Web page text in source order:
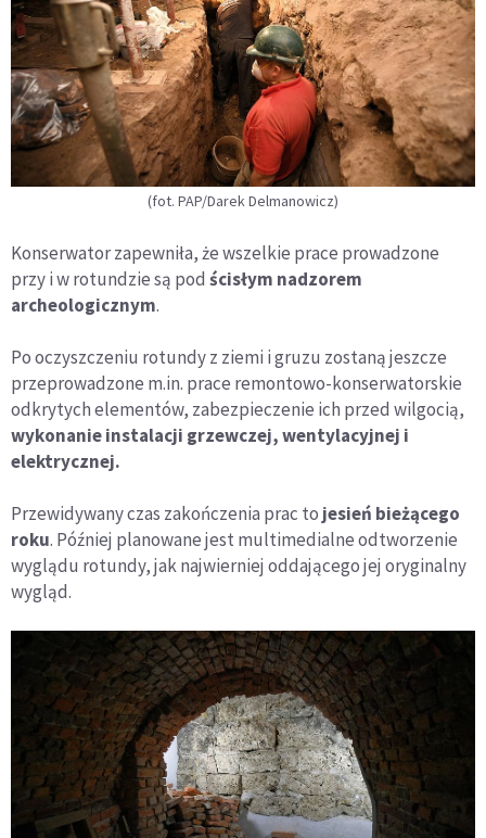
(fot. PAP/Darek Delmanowicz)
Konserwator zapewniła, że wszelkie prace prowadzone
przy i w rotundzie są pod ścisłym nadzorem
archeologicznym.
Po oczyszczeniu rotundy z ziemi i gruzu zostaną jeszcze
przeprowadzone m.in. prace remontowo-konserwatorskie
odkrytych elementów, zabezpieczenie ich przed wilgocią,
wykonanie instalacji grzewczej, wentylacyjnej i
elektrycznej.
Przewidywany czas zakończenia prac to jesień bieżącego
roku. Później planowane jest multimedialne odtworzenie
wyglądu rotundy, jak najwierniej oddającego jej oryginalny
wygląd.